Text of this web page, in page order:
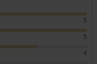
5
5
4